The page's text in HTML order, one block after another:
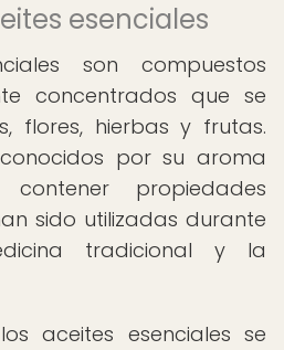
esenciales
son compuestos
concentrados que se
flores, hierbas y frutas.
por su aroma
propiedades
sido utilizadas durante
tradicional y la
aceites esenciales se